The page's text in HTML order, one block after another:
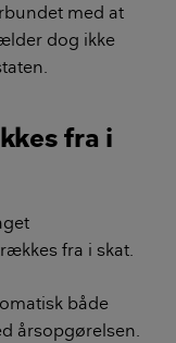
med at
dog ikke
fra i
fra i skat.
både
årsopgørelsen.